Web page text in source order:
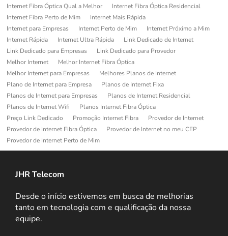
Internet Fibra Óptica Qual a Melhor
Internet Fibra Óptica Residencial
Internet Fibra Perto de Mim
Internet Mais Rápida
Internet para Empresas
Internet Perto de Mim
Internet Próximo a Mim
Internet Rápida
Internet Ultra Rápida
Link Dedicado de Internet
Link Dedicado para Empresas
Link Dedicado para Provedor
Melhor Internet
Melhor Internet Fibra Óptica
Melhor Internet para Empresas
Melhores Planos de Internet
Plano de Internet para Empresa
Planos de Internet Fixa
Planos de Internet para Empresas
Planos de Internet Residencial
Planos de Internet Wifi
Planos Internet Fibra Óptica
Preço Link Dedicado
Promoção Internet Fibra
Provedor de Internet
Provedor de Internet Fibra Óptica
Provedor de Internet no meu CEP
Provedor de Internet Perto de Mim
JHR Telecom
Desde o início estivemos em busca de melhorias
tanto em tecnologia com e qualificação da nossa
equipe.